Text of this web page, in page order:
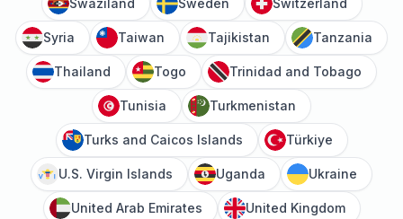
Swaziland Sweden Switzerland
Syria Taiwan Tajikistan Tanzania
Thailand Togo Trinidad and Tobago
Tunisia Turkmenistan
Turks and Caicos Islands Türkiye
U.S. Virgin Islands Uganda Ukraine
United Arab Emirates United Kingdom